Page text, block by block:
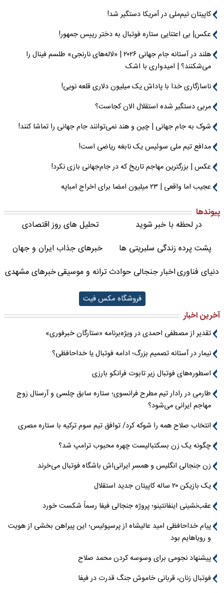
کاپیتان تیم‌ملی در آمریکا دستگیر شد!
عکس| بی اعتنایی ستاره فوتبال به دختر رییس جمهور!
هلند در آستانه جام جهانی ۲۰۲۶ | «لاله‌های نارنجی» طلسم فینال را
می‌شکنند؟ | امیدواری با اشک
ناسازگاری خدا با پاداش یک میلیون دلاری قلعه نویی!
مربی دستگیر شده استقلال الان کجاست؟
شوک به جام جهانی | چین و هند نمی‌توانند جام جهانی را تماشا کنند!
مدافع تیم ملی سوئیس یک نابغه ریاضی است!
عکس | بزرگترین مهاجم تاریخ که در جام‌جهانی بازی نکرد!
عجیب اما واقعی | ۲۳ میلیون امضا برای اخراج امباپه
پیوندها
در لحظه با خبر شوید
تحلیل های روز اقتصادی
پشت پرده زندگی سلبریتی ها
خبرهای جذاب ایران و جهان
دنیای فناوریاخبار جنجالی حوادثترانه و موسیقیخبرهای مشهدی
فروشگاه مکس فیت
آخرین اخبار
تقدیر از مصطفی احمدی در ویژه‌برنامه «ستارگان خبرفوری»
نیمار در آستانه تصمیم بزرگ؛ ادامه فوتبال یا خداحافظی؟
اسطوره‌های فوتبال زیر تابوت فرانکو بارزی
طارمی در رادار تیم مطرح فرانسوی؛ ستاره سابق چلسی و آرسنال زوج
مهاجم ایرانی می‌شود؟
انتخاب صلاح همه را شوکه کرد/ توافق تیم سوم ترکیه با ستاره مصری
چگونه یک زن بسکتبالیست چهره محبوب ترامپ شد؟
زن جنجالی انگلیس و همسر ایرانی‌اش باشگاه فوتبال می‌خرند
یک بازیکن ۲۰ ساله کاپیتان جدید استقلال
عقب‌نشینی اینفانتینو؛ پروژه جنجالی فیفا رسماً شکست خورد
پیام خداحافظی امید عالیشاه از پرسپولیس؛ این پیراهن بخشی از هویت
و رویاهایم بود
پیشنهاد نجومی برای وسوسه کردن محمد صلاح
فوتبال زنان، قربانی خاموش جنگ قدرت در فیفا